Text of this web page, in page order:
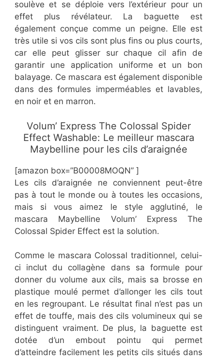
soulève et se déploie vers l’extérieur pour un
effet plus révélateur. La baguette est
également conçue comme un peigne. Elle est
très utile si vos cils sont plus fins ou plus courts,
car elle peut glisser sur chaque cil afin de
garantir une application uniforme et un bon
balayage. Ce mascara est également disponible
dans des formules imperméables et lavables,
en noir et en marron.
Volum’ Express The Colossal Spider
Effect Washable: Le meilleur mascara
Maybelline pour les cils d’araignée
[amazon box=”B00008MOQN” ]
Les cils d’araignée ne conviennent peut-être
pas à tout le monde ou à toutes les occasions,
mais si vous aimez le style agglutiné, le
mascara Maybelline Volum’ Express The
Colossal Spider Effect est la solution.
Comme le mascara Colossal traditionnel, celui-
ci inclut du collagène dans sa formule pour
donner du volume aux cils, mais sa brosse en
plastique moulé permet d’allonger les cils tout
en les regroupant. Le résultat final n’est pas un
effet de touffe, mais des cils volumineux qui se
distinguent vraiment. De plus, la baguette est
dotée d’un embout pointu qui permet
d’atteindre facilement les petits cils situés dans